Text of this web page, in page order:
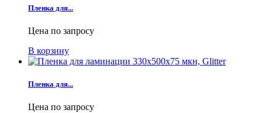
Пленка для...
Цена по запросу
В корзину
Пленка для...
Цена по запросу